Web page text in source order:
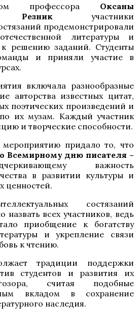
профессора Оксаны
Резник участники
продемонстрировали
литературы и
решению заданий. Студенты
и приняли участие в
включала разнообразные
авторства известных цитат,
поэтических произведений и
их музам. Каждый участник
и творческие способности.
придало то, что
Всемирному дню писателя –
важность
в развитии культуры и
ценностей.
состязаний
всех участников, ведь
приобщение к богатству
и укрепление связи
к чтению.
традиции поддержки
студентов и развития их
считая подобные
вкладом в сохранение
наследия.